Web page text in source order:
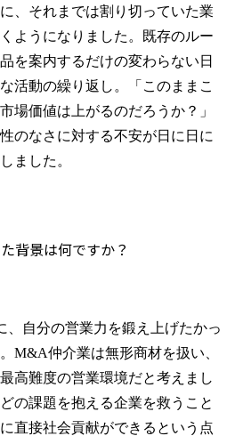
、それまでは割り切っていた業
ようになりました。既存のルー
を案内するだけの変わらない日
活動の繰り返し。「このままこ
場価値は上がるのだろうか？」
のなさに対する不安が日に日に
ました。
背景は何ですか？
、自分の営業力を鍛え上げたかっ
M&A仲介業は無形商材を扱い、
高難度の営業環境だと考えまし
の課題を抱える企業を救うこと
直接社会貢献ができるという点